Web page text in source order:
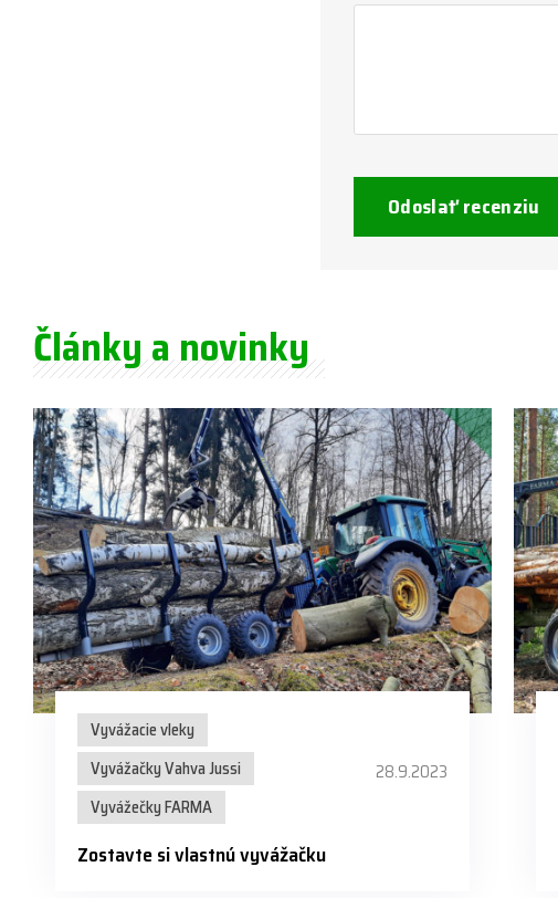
Odoslať recenziu
Články a novinky
Vyvážacie vleky
Vyvážačky Vahva Jussi
Vyvážečky FARMA
28.9.2023
Zostavte si vlastnú vyvážačku